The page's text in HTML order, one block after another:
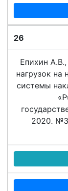
26
Епихин
нагрузок на
системы
2020. №3